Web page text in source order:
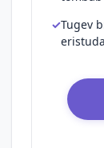
Tugev